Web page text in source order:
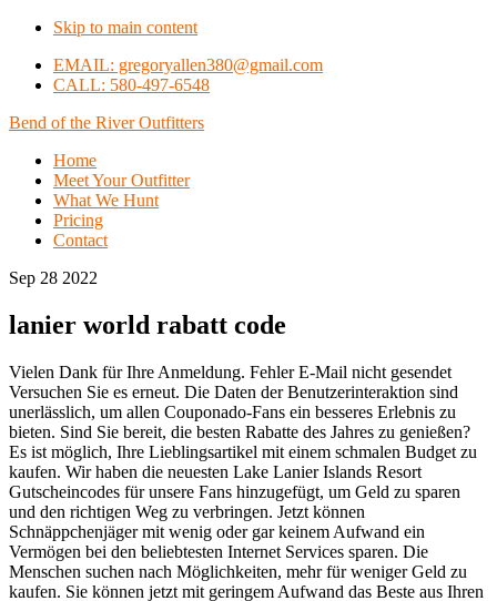
Skip to main content
EMAIL: gregoryallen380@gmail.com
CALL: 580-497-6548
Bend of the River Outfitters
Home
Meet Your Outfitter
What We Hunt
Pricing
Contact
Sep 28 2022
lanier world rabatt code
Vielen Dank für Ihre Anmeldung. Fehler E-Mail nicht gesendet
Versuchen Sie es erneut. Die Daten der Benutzerinteraktion sind
unerlässlich, um allen Couponado-Fans ein besseres Erlebnis zu
bieten. Sind Sie bereit, die besten Rabatte des Jahres zu genießen?
Es ist möglich, Ihre Lieblingsartikel mit einem schmalen Budget zu
kaufen. Wir haben die neuesten Lake Lanier Islands Resort
Gutscheincodes für unsere Fans hinzugefügt, um Geld zu sparen
und den richtigen Weg zu verbringen. Jetzt können
Schnäppchenjäger mit wenig oder gar keinem Aufwand ein
Vermögen bei den beliebtesten Internet Services sparen. Die
Menschen suchen nach Möglichkeiten, mehr für weniger Geld zu
kaufen. Sie können jetzt mit geringem Aufwand das Beste aus Ihren